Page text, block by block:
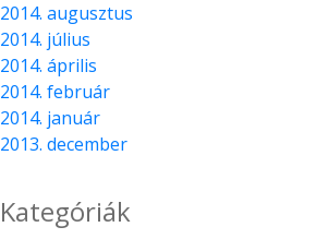
2014. augusztus
2014. július
2014. április
2014. február
2014. január
2013. december
Kategóriák